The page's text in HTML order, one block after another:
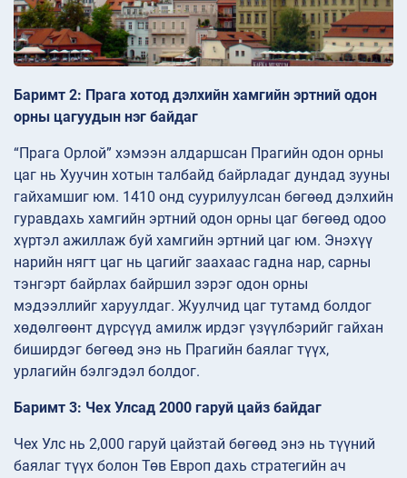
Баримт 2: Прага хотод дэлхийн хамгийн эртний одон
орны цагуудын нэг байдаг
“Прага Орлой” хэмээн алдаршсан Прагийн одон орны
цаг нь Хуучин хотын талбайд байрладаг дундад зууны
гайхамшиг юм. 1410 онд суурилуулсан бөгөөд дэлхийн
гуравдахь хамгийн эртний одон орны цаг бөгөөд одоо
хүртэл ажиллаж буй хамгийн эртний цаг юм. Энэхүү
нарийн нягт цаг нь цагийг заахаас гадна нар, сарны
тэнгэрт байрлах байршил зэрэг одон орны
мэдээллийг харуулдаг. Жуулчид цаг тутамд болдог
хөдөлгөөнт дүрсүүд амилж ирдэг үзүүлбэрийг гайхан
биширдэг бөгөөд энэ нь Прагийн баялаг түүх,
урлагийн бэлгэдэл болдог.
Баримт 3: Чех Улсад 2000 гаруй цайз байдаг
Чех Улс нь 2,000 гаруй цайзтай бөгөөд энэ нь түүний
баялаг түүх болон Төв Европ дахь стратегийн ач